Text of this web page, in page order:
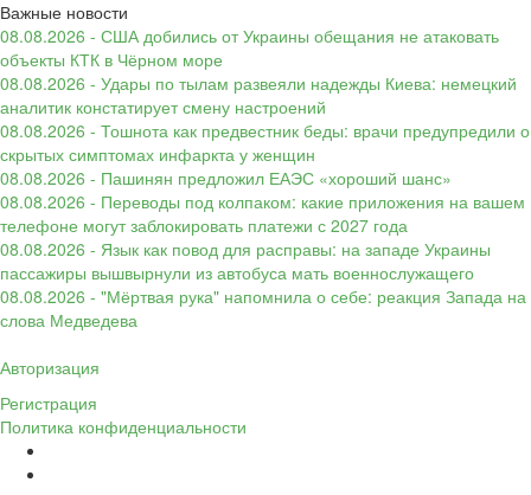
Важные новости
08.08.2026 - США добились от Украины обещания не атаковать
объекты КТК в Чёрном море
08.08.2026 - Удары по тылам развеяли надежды Киева: немецкий
аналитик констатирует смену настроений
08.08.2026 - Тошнота как предвестник беды: врачи предупредили о
скрытых симптомах инфаркта у женщин
08.08.2026 - Пашинян предложил ЕАЭС «хороший шанс»
08.08.2026 - Переводы под колпаком: какие приложения на вашем
телефоне могут заблокировать платежи с 2027 года
08.08.2026 - Язык как повод для расправы: на западе Украины
пассажиры вышвырнули из автобуса мать военнослужащего
08.08.2026 - "Мёртвая рука" напомнила о себе: реакция Запада на
слова Медведева
Авторизация
Регистрация
Политика конфиденциальности